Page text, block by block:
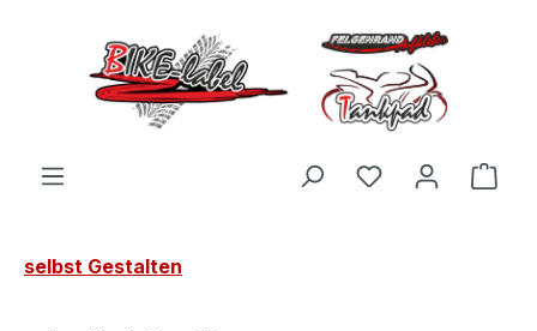
Zum Hauptinhalt springen
Du hast 0
selbst Gestalten